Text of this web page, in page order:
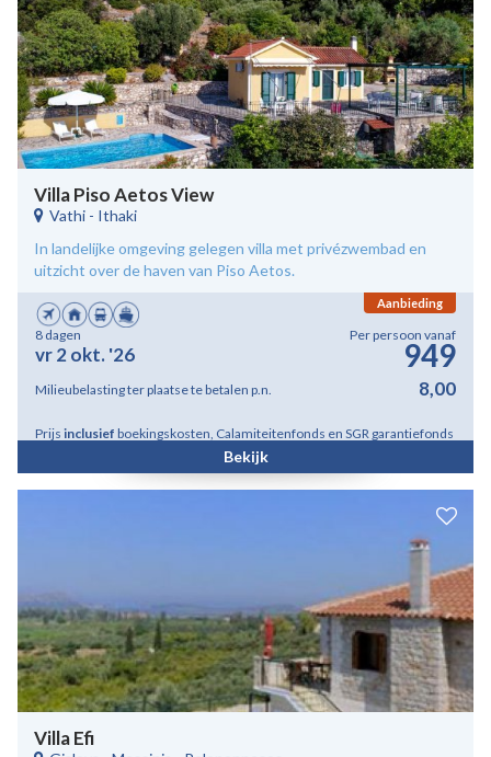
Villa Piso Aetos View
Vathi - Ithaki
In landelijke omgeving gelegen villa met privézwembad en
uitzicht over de haven van Piso Aetos.
Aanbieding
8 dagen
vr 2 okt. '26
Per persoon vanaf
949
Milieubelasting ter plaatse te betalen p.n. 8,00
Prijs inclusief boekingskosten, Calamiteitenfonds en SGR garantiefonds
Bekijk
Villa Efi